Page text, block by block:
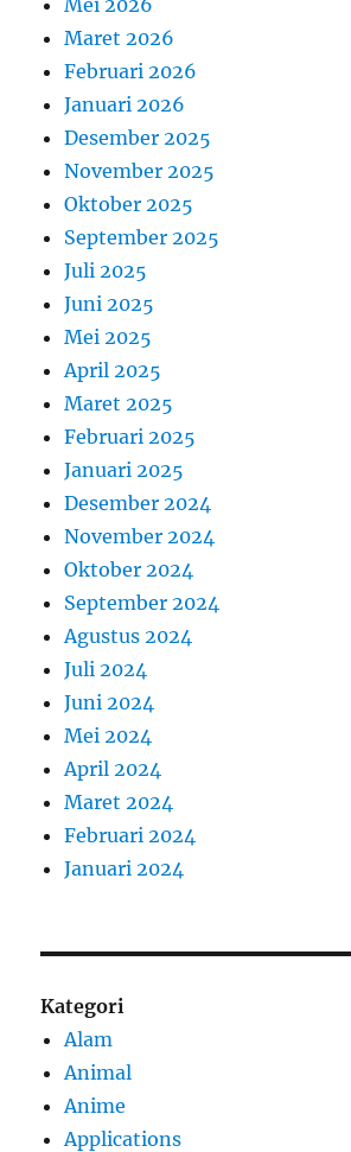
Maret 2026
Februari 2026
Januari 2026
Desember 2025
November 2025
Oktober 2025
September 2025
Juli 2025
Juni 2025
Mei 2025
April 2025
Maret 2025
Februari 2025
Januari 2025
Desember 2024
November 2024
Oktober 2024
September 2024
Agustus 2024
Juli 2024
Juni 2024
Mei 2024
April 2024
Maret 2024
Februari 2024
Januari 2024
Kategori
Alam
Animal
Anime
Applications